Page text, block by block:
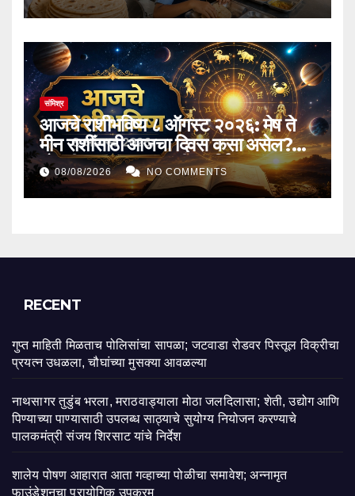
संमिश्र
आजचे राशीभविष्य ८ ऑगस्ट २०२६: मेष ते
मीन राशींसाठी आजचा दिवस कसा असेल?
नोकरी-व्यवसायात प्रगती, आर्थिक लाभ,
प्रेमसंबंध आणि कौटुंबिक जीवनाबाबत जाणून
घ्या तुमचे आजचे राशीभविष्य
08/08/2026 NO COMMENTS
RECENT
गुप्त माहिती मिळताच पोलिसांचा सापळा; जटवाडा रोडवर पिस्तूल विक्रीचा
प्रयत्न उधळला, चौघांच्या मुसक्या आवळल्या
नाथसागर तुडुंब भरला, मराठवाड्याला मोठा जलदिलासा; शेती, उद्योग आणि
पिण्याच्या पाण्यासाठी उपलब्ध साठ्याचे सुयोग्य नियोजन करण्याचे
पालकमंत्री संजय शिरसाट यांचे निर्देश
शालेय पोषण आहारात आता गव्हाच्या पोळीचा समावेश; अन्नामृत
फाउंडेशनचा प्रायोगिक उपक्रम